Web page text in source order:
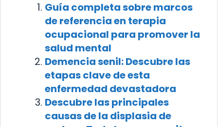
Guía completa sobre marcos
de referencia en terapia
ocupacional para promover la
salud mental
Demencia senil: Descubre las
etapas clave de esta
enfermedad devastadora
Descubre las principales
causas de la displasia de